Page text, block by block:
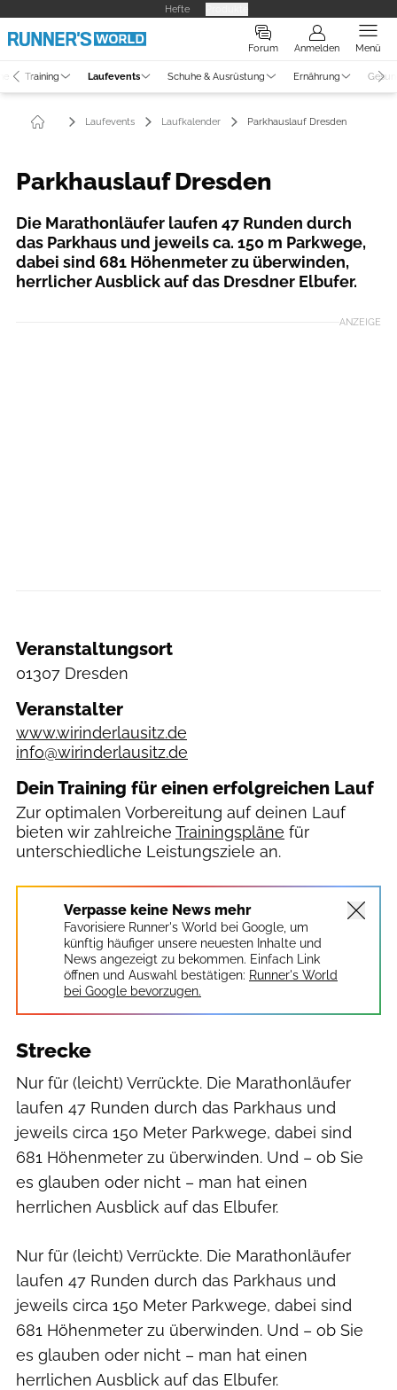
Hefte
Forum Anmelden Menü
Training Laufevents Schuhe & Ausrüstung Ernährung
Laufevents Laufkalender Parkhauslauf Dresden
Parkhauslauf Dresden
Die Marathonläufer laufen 47 Runden durch
das Parkhaus und jeweils ca. 150 m Parkwege,
dabei sind 681 Höhenmeter zu überwinden,
herrlicher Ausblick auf das Dresdner Elbufer.
ANZEIGE
Veranstaltungsort
01307 Dresden
Veranstalter
www.wirinderlausitz.de
info@wirinderlausitz.de
Dein Training für einen erfolgreichen Lauf
Zur optimalen Vorbereitung auf deinen Lauf
bieten wir zahlreiche Trainingspläne für
unterschiedliche Leistungsziele an.
Verpasse keine News mehr
Favorisiere Runner's World bei Google, um
künftig häufiger unsere neuesten Inhalte und
News angezeigt zu bekommen. Einfach Link
öffnen und Auswahl bestätigen: Runner's World
bei Google bevorzugen.
Strecke
Nur für (leicht) Verrückte. Die Marathonläufer
laufen 47 Runden durch das Parkhaus und
jeweils circa 150 Meter Parkwege, dabei sind
681 Höhenmeter zu überwinden. Und – ob Sie
es glauben oder nicht – man hat einen
herrlichen Ausblick auf das Elbufer.
Nur für (leicht) Verrückte. Die Marathonläufer
laufen 47 Runden durch das Parkhaus und
jeweils circa 150 Meter Parkwege, dabei sind
681 Höhenmeter zu überwinden. Und – ob Sie
es glauben oder nicht – man hat einen
herrlichen Ausblick auf das Elbufer.